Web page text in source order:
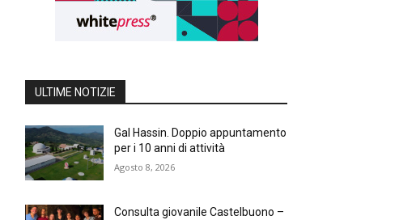
ULTIME NOTIZIE
Gal Hassin. Doppio appuntamento
per i 10 anni di attività
Agosto 8, 2026
Consulta giovanile Castelbuono –